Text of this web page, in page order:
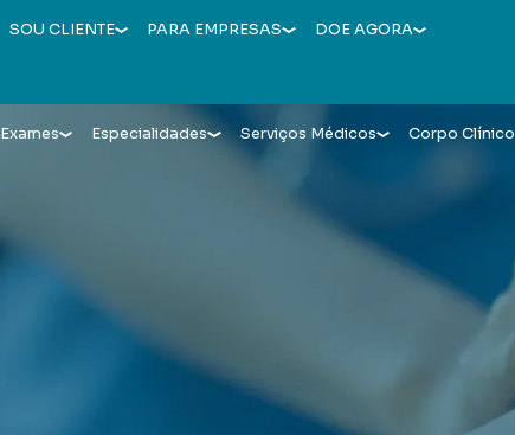
SOU CLIENTE PARA EMPRESAS
DOE AGORA
Exames Especialidades Serviços Médicos Corpo Clínico